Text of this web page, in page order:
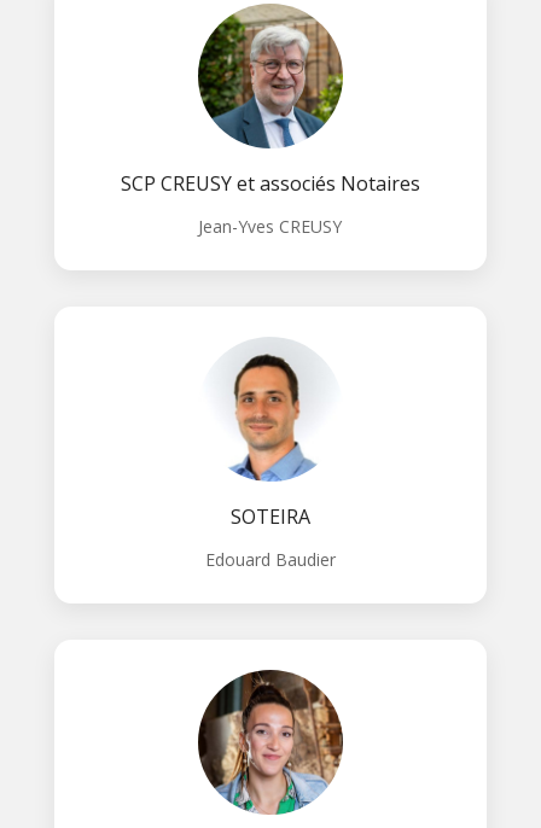
SCP CREUSY et associés Notaires
Jean-Yves CREUSY
SOTEIRA
Edouard Baudier